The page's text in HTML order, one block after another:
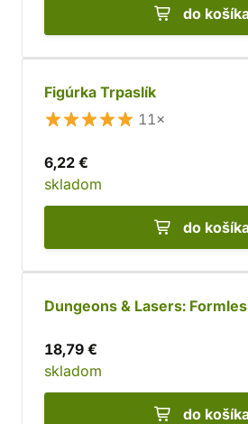
do
Figúrka Trpaslík
11×
6,22 €
skladom
do
Dungeons & Lasers:
18,79 €
skladom
do